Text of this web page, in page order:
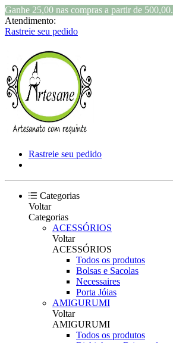
Ganhe 25,00 nas compras a partir de 500,00.
Atendimento:
Rastreie seu pedido
Rastreie seu pedido
Categorias
Voltar
Categorias
ACESSÓRIOS
Voltar
ACESSÓRIOS
Todos os produtos
Bolsas e Sacolas
Necessaires
Porta Jóias
AMIGURUMI
Voltar
AMIGURUMI
Todos os produtos